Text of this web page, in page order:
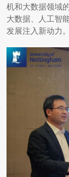
机和大数据领域
大数据、人工智
发展注入新动力。